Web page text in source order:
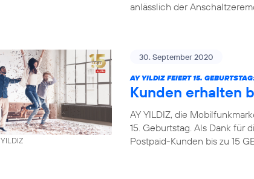
anlässlich der
30. September 2020
AY YILDIZ FEIERT 15.
Kunden erhalten
AY YILDIZ, die
15. Geburtstag. Als Dank für
Postpaid-Kunden bis zu 15